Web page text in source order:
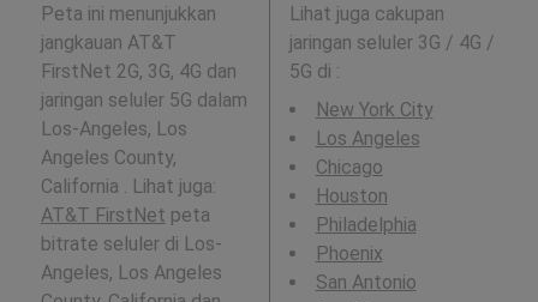
Peta ini menunjukkan
jangkauan AT&T
FirstNet 2G, 3G, 4G dan
jaringan seluler 5G dalam
Los-Angeles, Los
Angeles County,
California . Lihat juga:
AT&T FirstNet peta
bitrate seluler di Los-
Angeles, Los Angeles
Lihat juga cakupan
jaringan seluler 3G / 4G /
5G di :
New York City
Los Angeles
Chicago
Houston
Philadelphia
Phoenix
San Antonio